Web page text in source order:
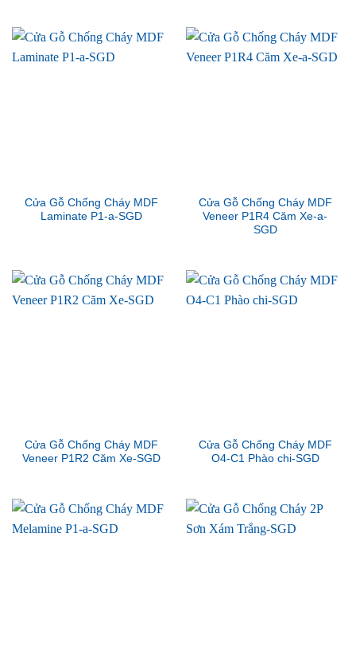
Cửa Gỗ Chống Cháy MDF
Laminate P1-a-SGD
Cửa Gỗ Chống Cháy MDF
Veneer P1R4 Căm Xe-a-
SGD
Cửa Gỗ Chống Cháy MDF
Veneer P1R2 Căm Xe-SGD
Cửa Gỗ Chống Cháy MDF
O4-C1 Phào chi-SGD